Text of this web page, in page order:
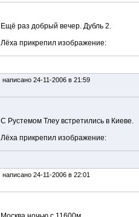
Ещё раз добрый вечер. Дубль 2.
Лёха прикрепил изображение:
написано 24-11-2006 в 21:59
С Рустемом Тлеу встретились в Киеве.
Лёха прикрепил изображение:
написано 24-11-2006 в 22:01